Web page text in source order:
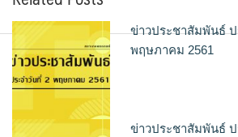
ข่าวประชาสัมพันธ์
พฤษภาคม 2561
ข่าวประชาสัมพันธ์